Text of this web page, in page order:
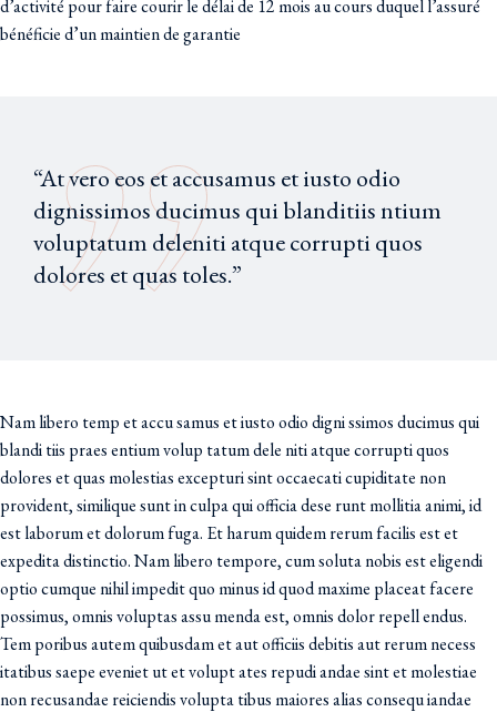
d’activité pour faire courir le délai de 12 mois au cours duquel l’assuré
bénéficie d’un maintien de garantie
“At vero eos et accusamus et iusto odio
dignissimos ducimus qui blanditiis ntium
voluptatum deleniti atque corrupti quos
dolores et quas toles.”
Nam libero temp et accu samus et iusto odio digni ssimos ducimus qui
blandi tiis praes entium volup tatum dele niti atque corrupti quos
dolores et quas molestias excepturi sint occaecati cupiditate non
provident, similique sunt in culpa qui officia dese runt mollitia animi, id
est laborum et dolorum fuga. Et harum quidem rerum facilis est et
expedita distinctio. Nam libero tempore, cum soluta nobis est eligendi
optio cumque nihil impedit quo minus id quod maxime placeat facere
possimus, omnis voluptas assu menda est, omnis dolor repell endus.
Tem poribus autem quibusdam et aut officiis debitis aut rerum necess
itatibus saepe eveniet ut et volupt ates repudi andae sint et molestiae
non recusandae reiciendis volupta tibus maiores alias consequ iandae